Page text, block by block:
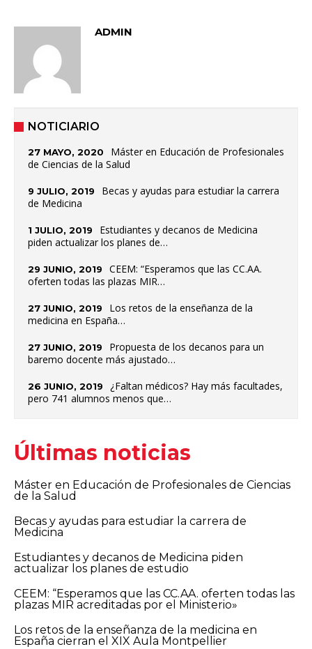
ADMIN
NOTICIARIO
27 MAYO, 2020
Máster en Educación de Profesionales
de Ciencias de la Salud
9 JULIO, 2019
Becas y ayudas para estudiar la carrera
de Medicina
1 JULIO, 2019
Estudiantes y decanos de Medicina
piden actualizar los planes de…
29 JUNIO, 2019
CEEM: “Esperamos que las CC.AA.
oferten todas las plazas MIR…
27 JUNIO, 2019
Los retos de la enseñanza de la
medicina en España…
27 JUNIO, 2019
Propuesta de los decanos para un
baremo docente más ajustado…
26 JUNIO, 2019
¿Faltan médicos? Hay más facultades,
pero 741 alumnos menos que…
Últimas noticias
Máster en Educación de Profesionales de Ciencias
de la Salud
Becas y ayudas para estudiar la carrera de
Medicina
Estudiantes y decanos de Medicina piden
actualizar los planes de estudio
CEEM: “Esperamos que las CC.AA. oferten todas las
plazas MIR acreditadas por el Ministerio»
Los retos de la enseñanza de la medicina en
España cierran el XIX Aula Montpellier